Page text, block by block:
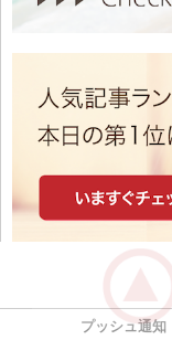
プッシュ通知